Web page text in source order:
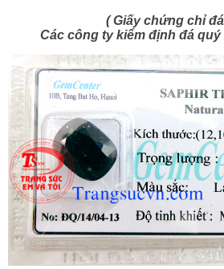
( Giấy chứng chỉ
Các công ty kiểm định đá quý